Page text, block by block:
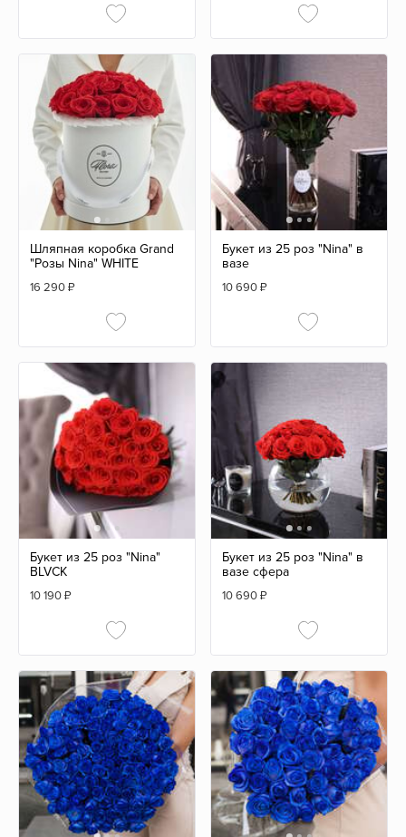
Шляпная коробка Grand
"Розы Nina" WHITE
16 290₽
Букет из 25 роз "Nina" в
вазе
10 690₽
Букет из 25 роз "Nina"
BLVCK
10 190₽
Букет из 25 роз "Nina" в
вазе сфера
10 690₽